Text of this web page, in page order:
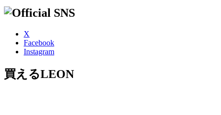
X
Facebook
Instagram
買えるLEON